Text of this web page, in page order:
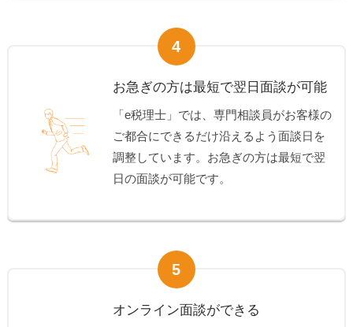
4
お急ぎの方は最短で翌日面談が可能
「e税理士」では、専門相談員がお客様の
ご都合にできるだけ沿えるよう面談日を
調整しています。お急ぎの方は最短で翌
日の面談が可能です。
5
オンライン面談ができる